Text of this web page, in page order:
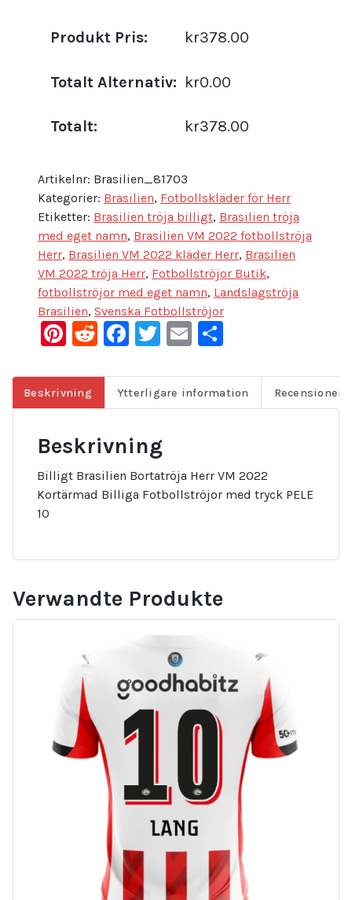
Produkt Pris: kr378.00
Totalt Alternativ: kr0.00
Totalt: kr378.00
Artikelnr: Brasilien_81703
Kategorier: Brasilien, Fotbollskläder för Herr
Etiketter: Brasilien tröja billigt, Brasilien tröja
med eget namn, Brasilien VM 2022 fotbollströja
Herr, Brasilien VM 2022 kläder Herr, Brasilien
VM 2022 tröja Herr, Fotbollströjor Butik,
fotbollströjor med eget namn, Landslagströja
Brasilien, Svenska Fotbollströjor
Pinterest
Reddit
Facebook
Twitter
Email
Beskrivning Ytterligare information Recensioner
Beskrivning
Billigt Brasilien Bortatröja Herr VM 2022
Kortärmad Billiga Fotbollströjor med tryck PELE
10
Verwandte Produkte